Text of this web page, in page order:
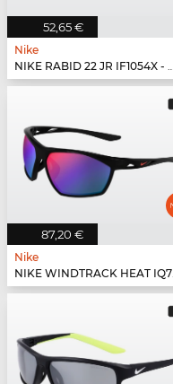
52,65 €
Nike
NIKE RABID 22 JR IF1054X - 010
87,20 €
Nike
NIKE WINDTRACK HEAT IQ7245X - 010